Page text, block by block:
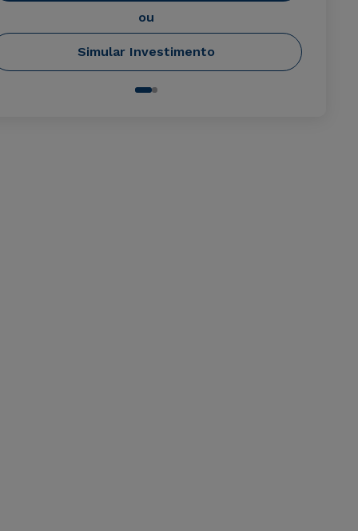
ou
Simular Investimento